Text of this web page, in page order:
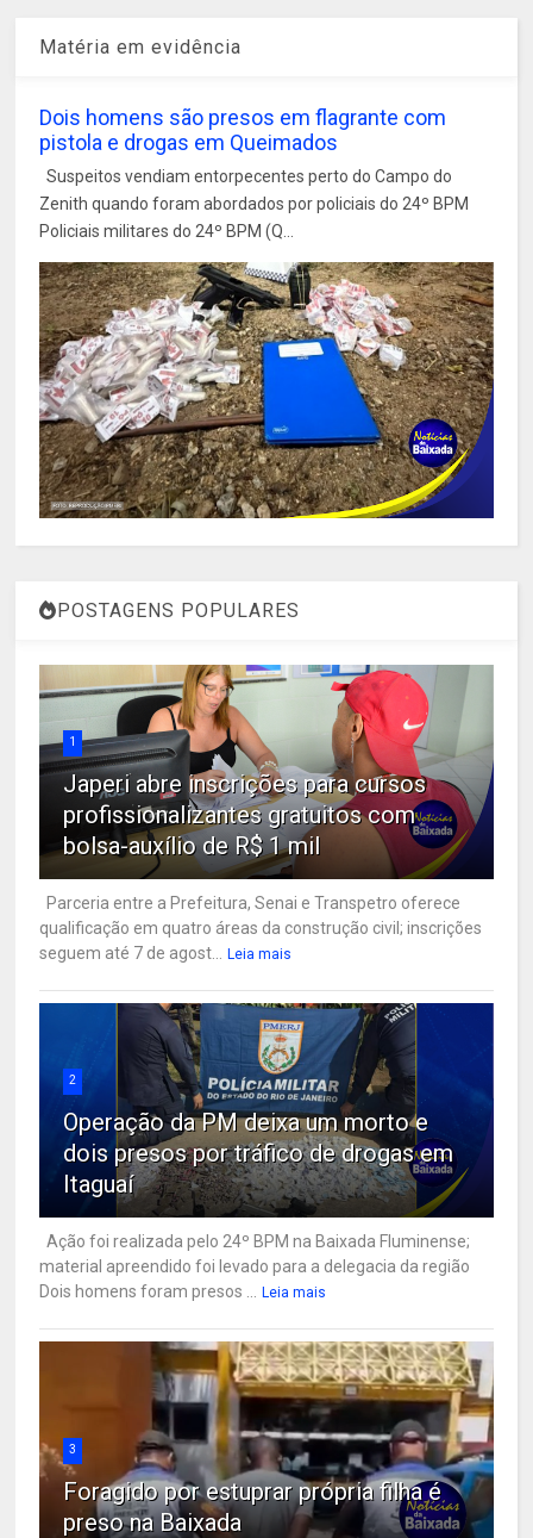
Matéria em evidência
Dois homens são presos em flagrante com
pistola e drogas em Queimados
Suspeitos vendiam entorpecentes perto do Campo do
Zenith quando foram abordados por policiais do 24º BPM
Policiais militares do 24º BPM (Q...
POSTAGENS POPULARES
1
Japeri abre inscrições para cursos
profissionalizantes gratuitos com
bolsa-auxílio de R$ 1 mil
Parceria entre a Prefeitura, Senai e Transpetro oferece
qualificação em quatro áreas da construção civil; inscrições
seguem até 7 de agost...
Leia mais
2
Operação da PM deixa um morto e
dois presos por tráfico de drogas em
Itaguaí
Ação foi realizada pelo 24º BPM na Baixada Fluminense;
material apreendido foi levado para a delegacia da região
Dois homens foram presos ...
Leia mais
3
Foragido por estuprar própria filha é
preso na Baixada